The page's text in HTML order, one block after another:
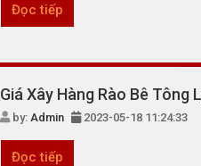
Đọc tiếp
Giá Xây Hàng Rào Bê Tông
by: Admin 2023-05-18 11:24:33
Đọc tiếp